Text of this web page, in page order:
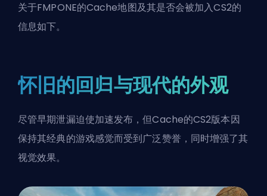
关于FMPONE的Cache地图及其是否会被加入CS2的
信息如下。
怀旧的回归与现代的外观
尽管早期泄漏迫使加速发布，但Cache的CS2版本因
保持其经典的游戏感觉而受到广泛赞誉，同时增强了其
视觉效果。